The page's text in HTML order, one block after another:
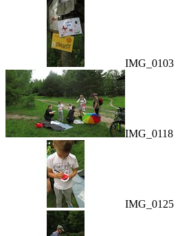
IMG_0103
IMG_0118
IMG_0125